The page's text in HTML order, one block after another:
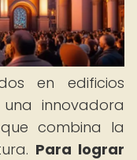
en edificios
innovadora
combina la
Para lograr